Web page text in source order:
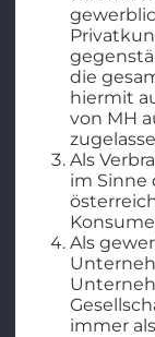
die
hiermit
von MH
Als
im Sinne
Als
immer